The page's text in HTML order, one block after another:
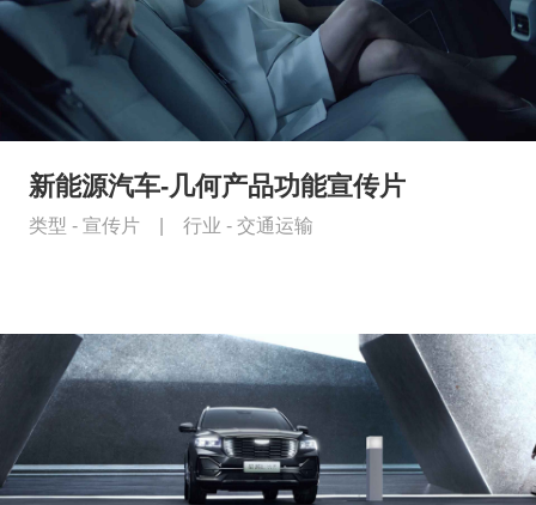
新能源汽车-几何产品功能宣传片
类型 - 宣传片 行业 - 交通运输